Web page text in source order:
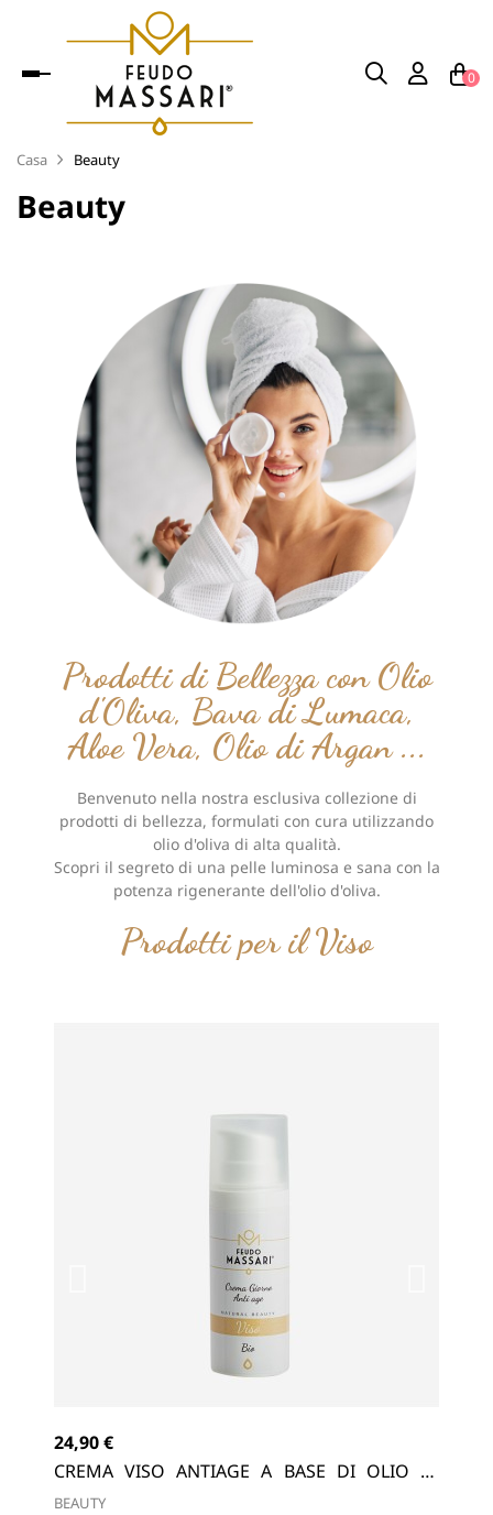
navigazione
Toggle
0
Casa Beauty
Beauty
Prodotti di Bellezza con Olio
d'Oliva, Bava di Lumaca,
Aloe Vera, Olio di Argan ...
Benvenuto nella nostra esclusiva collezione di
prodotti di bellezza, formulati con cura utilizzando
olio d'oliva di alta qualità.
Scopri il segreto di una pelle luminosa e sana con la
potenza rigenerante dell'olio d'oliva.
Prodotti per il Viso
24,90 €
CREMA VISO ANTIAGE A BASE DI OLIO DI
OLIVA, ALOE VERA 50ml
BEAUTY